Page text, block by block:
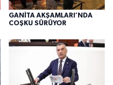
GANİTA AKŞAMLARI’NDA
COŞKU SÜRÜYOR